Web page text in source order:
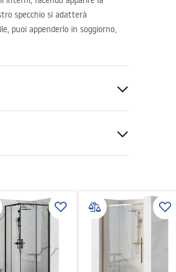
specchio si adatterà
puoi appenderlo in soggiorno,